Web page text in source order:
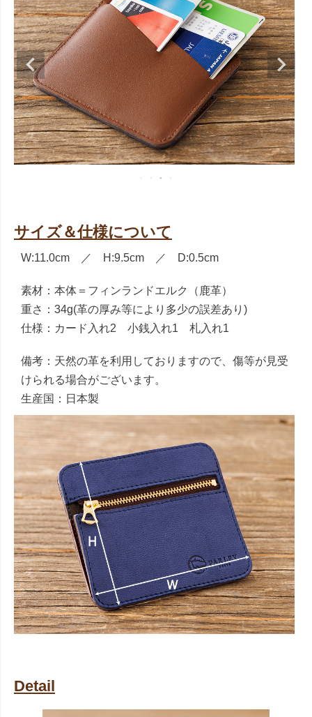
サイズ＆仕様について
W:11.0cm ／ H:9.5cm ／ D:0.5cm
素材：本体＝フィンランドエルク（鹿革）
重さ：34g(革の厚み等により多少の誤差あり)
仕様：カード入れ2 小銭入れ1 札入れ1
備考：天然の革を利用しておりますので、傷等が見受
けられる場合がございます。
生産国：日本製
Detail